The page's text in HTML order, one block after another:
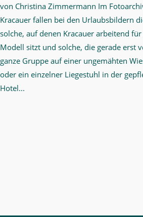
von Christina Zimmermann Im
Kracauer fallen bei den Urlaubsbildern
solche, auf denen Kracauer arbeitend
Modell sitzt und solche, die gerade erst
ganze Gruppe auf einer ungemähten
oder ein einzelner Liegestuhl in der
Hotel...